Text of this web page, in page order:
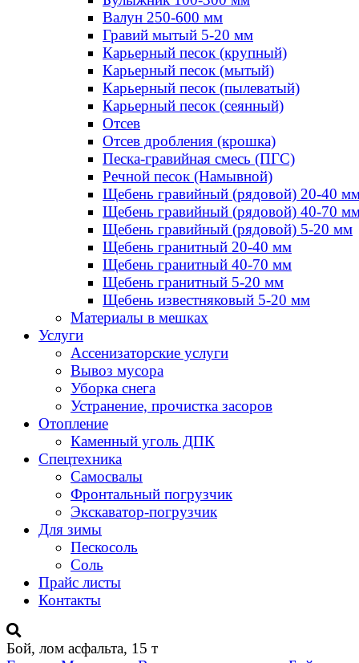
Валун 250-600 мм
Гравий мытый 5-20 мм
Карьерный песок (крупный)
Карьерный песок (мытый)
Карьерный песок (пылеватый)
Карьерный песок (сеянный)
Отсев
Отсев дробления (крошка)
Песка-гравийная смесь (ПГС)
Речной песок (Намывной)
Щебень гравийный (рядовой) 20-40
Щебень гравийный (рядовой) 40-70
Щебень гравийный (рядовой) 5-20 мм
Щебень гранитный 20-40 мм
Щебень гранитный 40-70 мм
Щебень гранитный 5-20 мм
Щебень известняковый 5-20 мм
Материалы в мешках
Услуги
Ассенизаторские услуги
Вывоз мусора
Уборка снега
Устранение, прочистка засоров
Отопление
Каменный уголь ДПК
Спецтехника
Самосвалы
Фронтальный погрузчик
Экскаватор-погрузчик
Для зимы
Пескосоль
Соль
Прайс листы
Контакты
Бой, лом асфальта, 15 т